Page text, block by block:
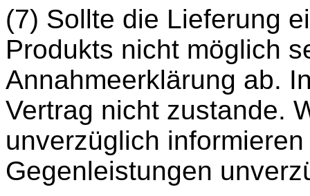
(7) Sollte die Lieferung
Produkts nicht möglich
Annahmeerklärung ab.
Vertrag nicht zustande.
unverzüglich
Gegenleistungen